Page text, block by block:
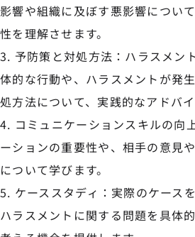
影響や組織に及ぼす悪影響につい
性を理解させます。
予防策と対処方法：ハラスメン
体的な行動や、ハラスメントが発
処方法について、実践的なアドバイ
コミュニケーションスキルの向
ーションの重要性や、相手の意見
について学びます。
ケーススタディ：実際のケース
ハラスメントに関する問題を具体